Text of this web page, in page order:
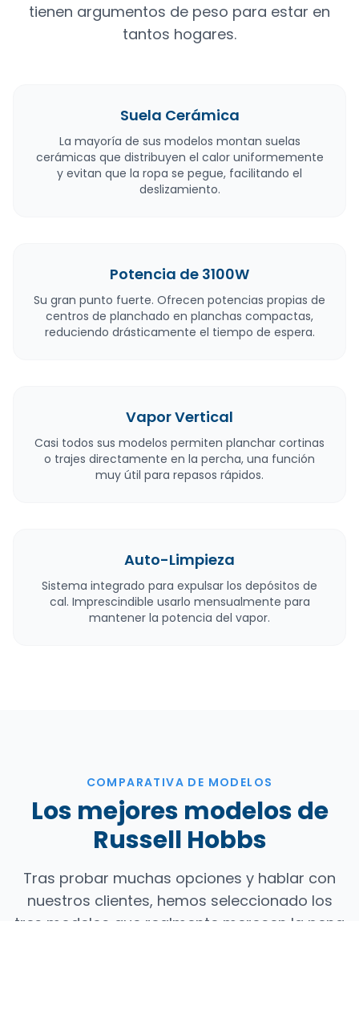
tienen argumentos de peso para estar en
tantos hogares.
Suela Cerámica
La mayoría de sus modelos montan suelas
cerámicas que distribuyen el calor uniformemente
y evitan que la ropa se pegue, facilitando el
deslizamiento.
Potencia de 3100W
Su gran punto fuerte. Ofrecen potencias propias de
centros de planchado en planchas compactas,
reduciendo drásticamente el tiempo de espera.
Vapor Vertical
Casi todos sus modelos permiten planchar cortinas
o trajes directamente en la percha, una función
muy útil para repasos rápidos.
Auto-Limpieza
Sistema integrado para expulsar los depósitos de
cal. Imprescindible usarlo mensualmente para
mantener la potencia del vapor.
COMPARATIVA DE MODELOS
Los mejores modelos de
Russell Hobbs
Tras probar muchas opciones y hablar con
nuestros clientes, hemos seleccionado los
tres modelos que realmente merecen la pena